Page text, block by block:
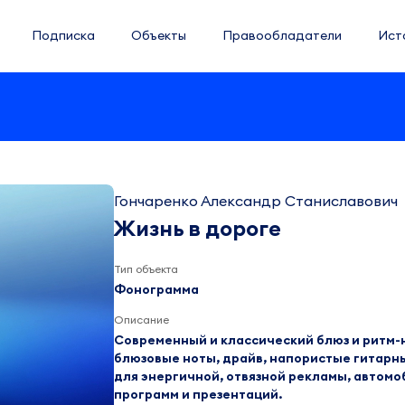
Подписка Объекты Правообладатели
Гончаренко Александр Станиславович
Жизнь в дороге
Тип объекта
Фонограмма
Описание
Современный и классический блюз и ритм-
блюзовые ноты, драйв, напористые
для энергичной, отвязной рекламы,
программ и презентаций.